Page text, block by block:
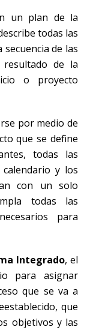
un plan de la
todas las
de las
resultado de la
o proyecto
por medio de
que se define
todas las
y los
con un solo
todas las
para
Integrado, el
para asignar
que se va a
que
objetivos y las